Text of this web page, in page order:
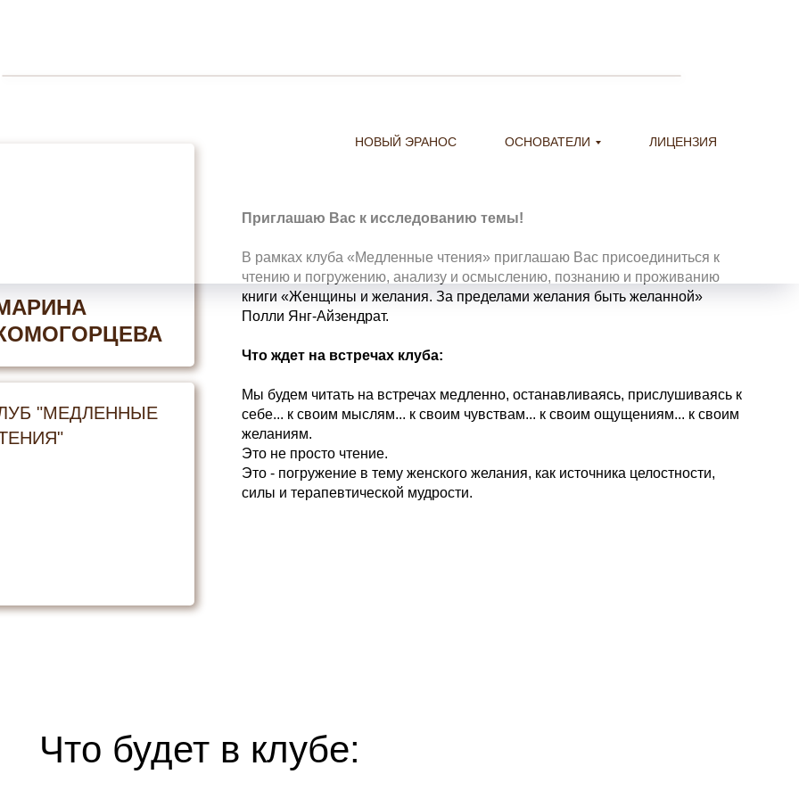
НОВЫЙ ЭРАНОС ОСНОВАТЕЛИ ЛИЦЕНЗИЯ
Приглашаю Вас к исследованию темы!
В рамках клуба «Медленные чтения» приглашаю Вас присоединиться к
чтению и погружению, анализу и осмыслению, познанию и проживанию
книги «Женщины и желания. За пределами желания быть желанной»
Полли Янг-Айзендрат.
Что ждет на встречах клуба:
Мы будем читать на встречах медленно, останавливаясь, прислушиваясь к
себе... к своим мыслям... к своим чувствам... к своим ощущениям... к своим
желаниям.
Это не просто чтение.
Это - погружение в тему женского желания, как источника целостности,
силы и терапевтической мудрости.
"МЕДЛЕННЫЕ
Что будет в клубе: